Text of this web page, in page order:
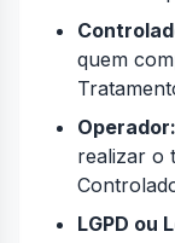
quem
Operador:
realizar o
LGPD ou